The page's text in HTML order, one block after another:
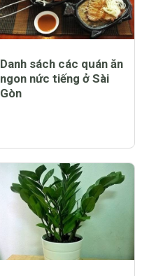
Danh sách các quán ăn
ngon nức tiếng ở Sài
Gòn